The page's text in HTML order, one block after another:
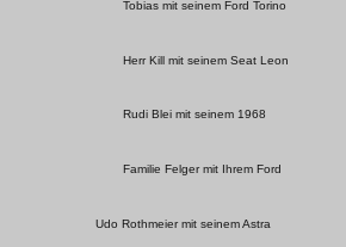
Tobias mit seinem Ford Torino
Herr Kill mit seinem Seat Leon
Rudi Blei mit seinem 1968
Familie Felger mit Ihrem Ford
Udo Rothmeier mit seinem Astra